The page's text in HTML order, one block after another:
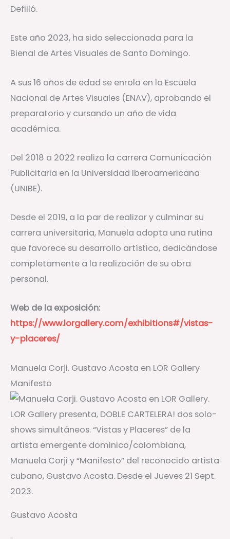
Defilló.
Este año 2023, ha sido seleccionada para la
Bienal de Artes Visuales de Santo Domingo.
A sus 16 años de edad se enrola en la Escuela
Nacional de Artes Visuales (ENAV), aprobando el
preparatorio y cursando un año de vida
académica.
Del 2018 a 2022 realiza la carrera Comunicación
Publicitaria en la Universidad Iberoamericana
(UNIBE).
Desde el 2019, a la par de realizar y culminar su
carrera universitaria, Manuela adopta una rutina
que favorece su desarrollo artístico, dedicándose
completamente a la realización de su obra
personal.
Web de la exposición:
https://www.lorgallery.com/exhibitions#/vistas-
y-placeres/
Manuela Corji. Gustavo Acosta en LOR Gallery
Manifesto
Gustavo Acosta